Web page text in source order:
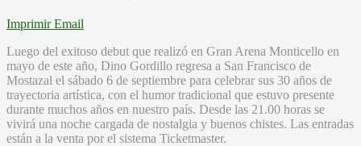
Imprimir Email
Luego del exitoso debut que realizó en Gran Arena Monticello en
mayo de este año, Dino Gordillo regresa a San Francisco de
Mostazal el sábado 6 de septiembre para celebrar sus 30 años de
trayectoria artística, con el humor tradicional que estuvo presente
durante muchos años en nuestro país. Desde las 21.00 horas se
vivirá una noche cargada de nostalgia y buenos chistes. Las entradas
están a la venta por el sistema Ticketmaster.